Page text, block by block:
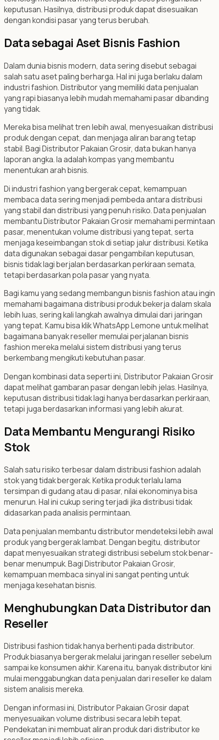
keputusan. Hasilnya, distribusi produk dapat disesuaikan
dengan kondisi pasar yang terus berubah.
Data sebagai Aset Bisnis Fashion
Dalam dunia bisnis modern, data sering disebut sebagai
salah satu aset paling berharga. Hal ini juga berlaku dalam
industri fashion. Distributor yang memiliki data penjualan
yang rapi biasanya lebih mudah memahami pasar dibanding
yang tidak.
Mereka bisa melihat tren lebih awal, menyesuaikan distribusi
produk dengan cepat, dan menjaga aliran barang tetap
stabil. Bagi Distributor Pakaian Grosir, data bukan hanya
laporan angka. Ia adalah kompas yang membantu
menentukan arah bisnis.
Di industri fashion yang bergerak cepat, kemampuan
membaca data sering menjadi pembeda antara distribusi
yang stabil dan distribusi yang penuh risiko. Data penjualan
membantu Distributor Pakaian Grosir memahami permintaan
pasar, menentukan volume distribusi yang tepat, serta
menjaga keseimbangan stok di setiap jalur distribusi. Ketika
data digunakan sebagai dasar pengambilan keputusan,
bisnis tidak lagi berjalan berdasarkan perkiraan semata,
tetapi berdasarkan pola pasar yang nyata.
Bagi kamu yang sedang membangun bisnis fashion atau ingin
memahami bagaimana distribusi produk bekerja dalam skala
lebih luas, sering kali langkah awalnya dimulai dari jaringan
yang tepat. Kamu bisa klik WhatsApp Lemone untuk melihat
bagaimana banyak reseller memulai perjalanan bisnis
fashion mereka melalui sistem distribusi yang terus
berkembang mengikuti kebutuhan pasar.
Dengan kombinasi data seperti ini, Distributor Pakaian Grosir
dapat melihat gambaran pasar dengan lebih jelas. Hasilnya,
keputusan distribusi tidak lagi hanya berdasarkan perkiraan,
tetapi juga berdasarkan informasi yang lebih akurat.
Data Membantu Mengurangi Risiko
Stok
Salah satu risiko terbesar dalam distribusi fashion adalah
stok yang tidak bergerak. Ketika produk terlalu lama
tersimpan di gudang atau di pasar, nilai ekonominya bisa
menurun. Hal ini cukup sering terjadi jika distribusi tidak
didasarkan pada analisis permintaan.
Data penjualan membantu distributor mendeteksi lebih awal
produk yang bergerak lambat. Dengan begitu, distributor
dapat menyesuaikan strategi distribusi sebelum stok benar-
benar menumpuk. Bagi Distributor Pakaian Grosir,
kemampuan membaca sinyal ini sangat penting untuk
menjaga kesehatan bisnis.
Menghubungkan Data Distributor dan
Reseller
Distribusi fashion tidak hanya berhenti pada distributor.
Produk biasanya bergerak melalui jaringan reseller sebelum
sampai ke konsumen akhir. Karena itu, banyak distributor kini
mulai menggabungkan data penjualan dari reseller ke dalam
sistem analisis mereka.
Dengan informasi ini, Distributor Pakaian Grosir dapat
menyesuaikan volume distribusi secara lebih tepat.
Pendekatan ini membuat aliran produk dari distributor ke